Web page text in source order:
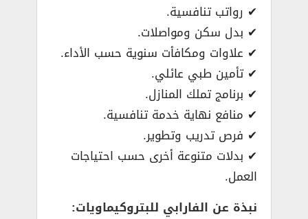
✔ رواتب تنافسية.
✔ بدل سكن ومواصلات.
✔ علاوات ومكافأت سنوية حسب الأداء.
✔ تأمين طبي عائلي.
✔ برنامج تملك المنازل.
✔ منافع نهاية خدمة تنافسية.
✔ فرص تدريب وتطوير.
✔ بدلات متنوعة أخرى حسب احتياجات
العمل.
نبذة عن الفارابي للبتروكيماويات: